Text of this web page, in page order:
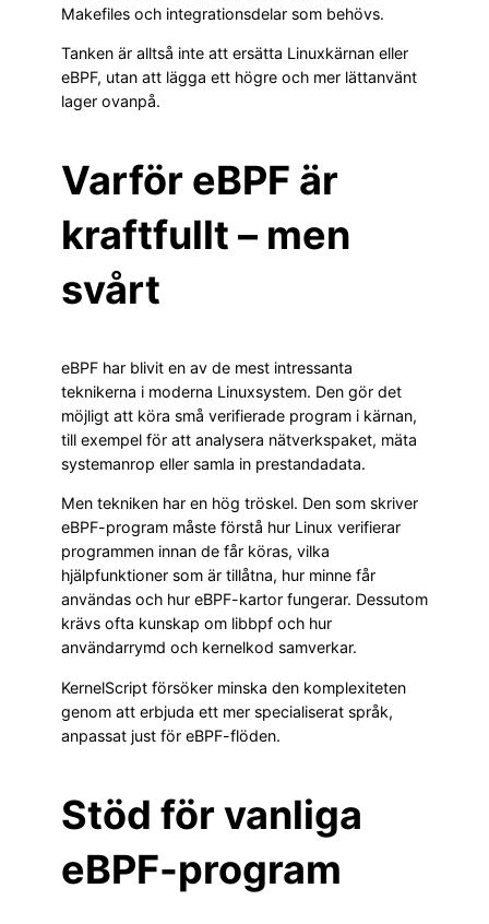
Makefiles och integrationsdelar som behövs.
Tanken är alltså inte att ersätta Linuxkärnan eller
eBPF, utan att lägga ett högre och mer lättanvänt
lager ovanpå.
Varför eBPF är
kraftfullt – men
svårt
eBPF har blivit en av de mest intressanta
teknikerna i moderna Linuxsystem. Den gör det
möjligt att köra små verifierade program i kärnan,
till exempel för att analysera nätverkspaket, mäta
systemanrop eller samla in prestandadata.
Men tekniken har en hög tröskel. Den som skriver
eBPF-program måste förstå hur Linux verifierar
programmen innan de får köras, vilka
hjälpfunktioner som är tillåtna, hur minne får
användas och hur eBPF-kartor fungerar. Dessutom
krävs ofta kunskap om libbpf och hur
användarrymd och kernelkod samverkar.
KernelScript försöker minska den komplexiteten
genom att erbjuda ett mer specialiserat språk,
anpassat just för eBPF-flöden.
Stöd för vanliga
eBPF-program